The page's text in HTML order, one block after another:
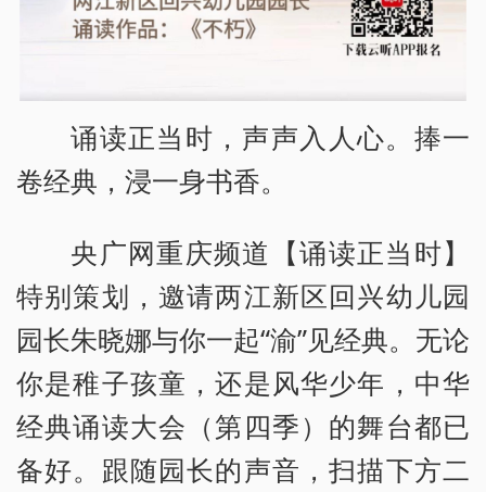
诵读正当时，声声入人心。捧一
卷经典，浸一身书香。
央广网重庆频道【诵读正当时】
特别策划，邀请两江新区回兴幼儿园
园长朱晓娜与你一起“渝”见经典。无论
你是稚子孩童，还是风华少年，中华
经典诵读大会（第四季）的舞台都已
备好。跟随园长的声音，扫描下方二